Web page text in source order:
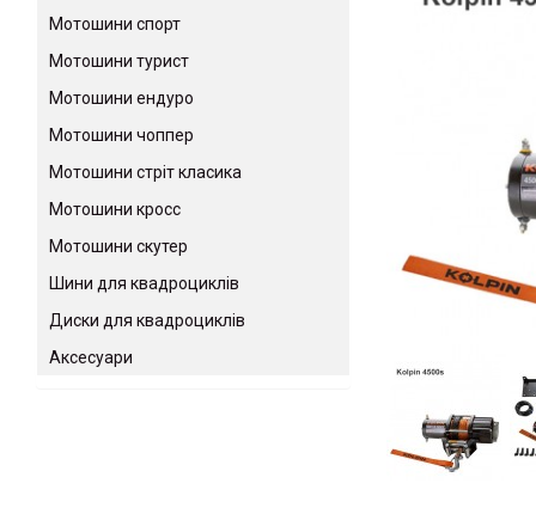
Мотошини спорт
Мотошини турист
Мотошини ендуро
Мотошини чоппер
Мотошини стріт класика
Мотошини кросс
Мотошини скутер
Шини для квадроциклів
Диски для квадроциклів
Аксесуари